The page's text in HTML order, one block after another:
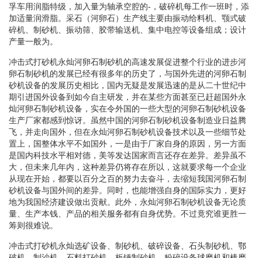
孚车用润脂特级，加入量为轴承空腔的-，破碎机每工作一班时，添
加适量润滑脂。采石（河卵石）生产线主要由振动给料机、颚式破
碎机、制砂机、振动筛、胶带输送机、集中电控等设备组成；设计
产量一般为。
冲击式打砂机永灿河卵石制砂机的高速发展促进整个行业的进步河
卵石制砂机的发展已经有很多年的历史了，与国外先进的河卵石制
砂机设备的发展历史相比，国内无疑是发展迅速的是从二十世纪中
期引进国外设备到如今自主研发，并在某些方面甚至已赶超国外永
灿河卵石制砂机设备，实在令外国的一些大型的河卵石制砂机设备
生产厂家都感到惊讶。虽然中国的河卵石制砂机设备制造业日益腾
飞，并走向国外，但在永灿河卵石制砂机设备技术以及一些细节处
置上，国整体水平不如国外，一是由于厂家自身的原因，另一方面
是国内科技水平相对德，美等发达国家而言还存在差异。差异虽不
大，但未来几年内，这种差异仍将存在所以，这就要求每一个企业
从现在开始，都要以百分之百的努力去奋斗，去缩短我国河卵石制
砂机设备与国外间的差异。同时，也能增强自身的国际实力，更好
地为我国经济建设做出贡献。此外，永灿河卵石制砂机设备无论质
量、生产本钱、产品的相关服务都有自身优势。不过竟究谁更胜一
筹则很难说。
冲击式打砂机永灿选矿设备、制砂机、破碎设备、石头制砂机、鄂